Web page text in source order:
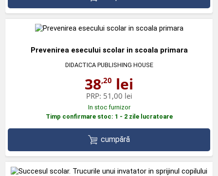
Prevenirea esecului scolar in scoala primara
DIDACTICA PUBLISHING HOUSE
38,20 lei
PRP: 51,00 lei
In stoc furnizor
Timp confirmare stoc: 1 - 2 zile lucratoare
cumpără